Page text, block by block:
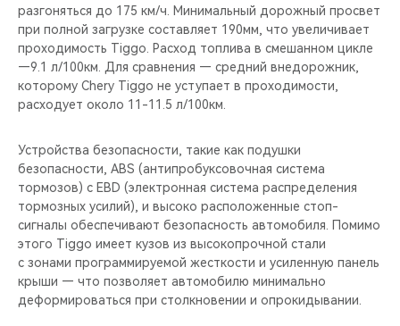
разгоняться до 175 км/ч. Минимальный дорожный просвет
при полной загрузке составляет 190мм, что увеличивает
проходимость Tiggo. Расход топлива в смешанном цикле
—9.1 л/100км. Для сравнения — средний внедорожник,
которому Chery Tiggo не уступает в проходимости,
расходует около 11-11.5 л/100км.
Устройства безопасности, такие как подушки
безопасности, ABS (антипробуксовочная система
тормозов) с EBD (электронная система распределения
тормозных усилий), и высоко расположенные стоп-
сигналы обеспечивают безопасность автомобиля. Помимо
этого Tiggo имеет кузов из высокопрочной стали
с зонами программируемой жесткости и усиленную панель
крыши — что позволяет автомобилю минимально
деформироваться при столкновении и опрокидывании.